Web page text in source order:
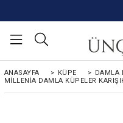
ANASAYFA > KÜPE > DAMLA
MILLENIA DAMLA KÜPELER